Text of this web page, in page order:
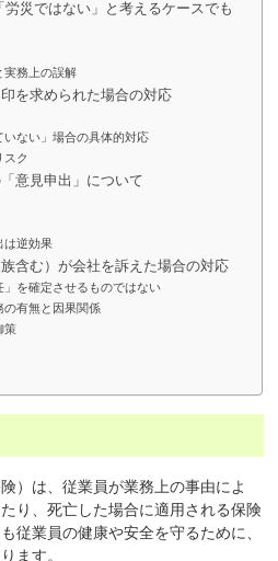
災ではない」と考えるケースでも
実務上の誤解
を求められた場合の対応
ない」場合の具体的対応
スク
意見申出」について
は逆効果
含む）が会社を訴えた場合の対応
を確定させるものではない
の有無と因果関係
策
）は、従業員が業務上の事由によ
り、死亡した場合に適用される保険
従業員の健康や安全を守るために、
ます。